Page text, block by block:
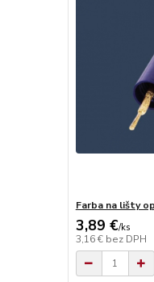
Farba na lišty
3,89 €/ks
3,16 € bez DPH